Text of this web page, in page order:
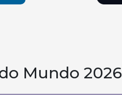
Mundo 2026